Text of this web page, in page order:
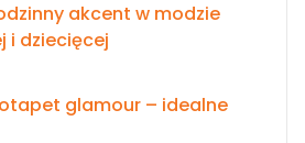
akcent w modzie
i dziecięcej
glamour – idealne